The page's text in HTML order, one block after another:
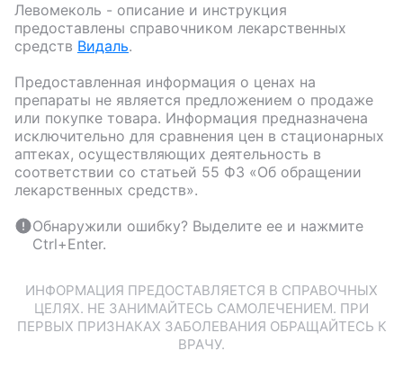
Левомеколь - описание и инструкция
предоставлены справочником лекарственных
средств Видаль.
Предоставленная информация о ценах на
препараты не является предложением о продаже
или покупке товара. Информация предназначена
исключительно для сравнения цен в стационарных
аптеках, осуществляющих деятельность в
соответствии со статьей 55 ФЗ «Об обращении
лекарственных средств».
Обнаружили ошибку? Выделите ее и нажмите
Ctrl+Enter.
ИНФОРМАЦИЯ ПРЕДОСТАВЛЯЕТСЯ В СПРАВОЧНЫХ
ЦЕЛЯХ. НЕ ЗАНИМАЙТЕСЬ САМОЛЕЧЕНИЕМ. ПРИ
ПЕРВЫХ ПРИЗНАКАХ ЗАБОЛЕВАНИЯ ОБРАЩАЙТЕСЬ К
ВРАЧУ.